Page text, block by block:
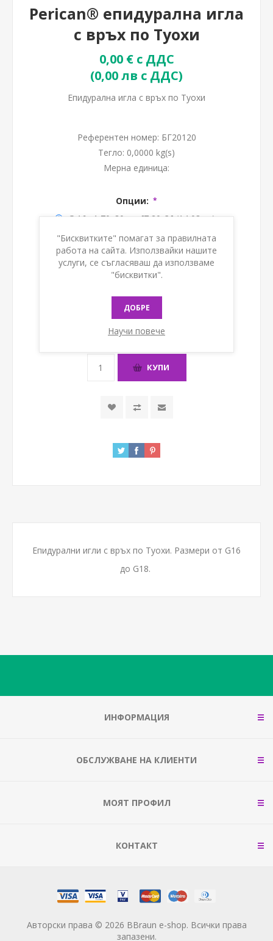
Perican® епидурална игла
с връх по Туохи
0,00 € с ДДС
(0,00 лв с ДДС)
Епидурална игла с връх по Туохи
Референтен номер: БГ20120
Тегло: 0,0000 kg(s)
Мерна единица:
Опции: *
G 16 ; 1,70x80 мм [7,20 € ] (14,08лв.)
G 17 ; 1,50x80 мм [5,40 € ] (10,56лв.)
G 18 ; 1,30x80 мм [5,40 € ] (10,56лв.)
G 18 ; 1,30x120 мм [7,20 € ] (14,08лв.)
G 18 ; 1,30x150 мм [7,60 € ] (14,86лв.)
Наличност: В наличност
КУПИ
Епидурални игли с връх по Туохи. Размери от G16
до G18.
ИНФОРМАЦИЯ
ОБСЛУЖВАНЕ НА КЛИЕНТИ
МОЯТ ПРОФИЛ
КОНТАКТ
Авторски права © 2026 BBraun e-shop. Всички права
запазени.
"Бисквитките" помагат за правилната
работа на сайта. Използвайки нашите
услуги, се съгласяваш да използваме
"бисквитки".
ДОБРЕ
Научи повече